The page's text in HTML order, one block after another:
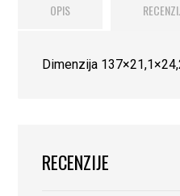
OPIS
Dimenzija
RECENZIJE